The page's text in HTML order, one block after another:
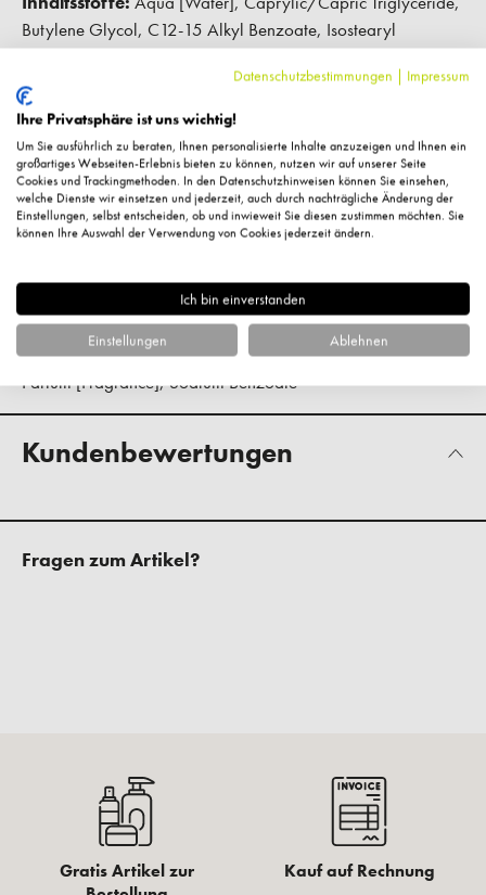
Butylene Glycol, C12-15 Alkyl Benzoate, Isostearyl
Hydrogenated Coco-Glycerides, Glyceryl Stearate Citrate,
Panthenol, Glyceryl Behenate, 1,2-Hexanediol, Lithops
Pseudotruncatella Callus Lysate, Xanthan Gum,
Hydrogenated Phosphatidylcholine, Pentylene Glycol,
Butyrospermum Parkii (Shea) Butter, Sodium Hyaluronate,
Allantoin, Hydrolyzed Lupine Protein, Bisabolol, Lecithin,
Hydrolyzed Linseed Extract, Ectoin, Saccharide Isomerate,
Galactoarabinan, Sodium Hydroxide, Sodium Citrate, Citric
Acid, Hydroxyacetophenone, Ascorbyl Palmitate,
Tocopherol, Tetrasodium Glutamate Diacetate, Phytic Acid,
Parfum [Fragrance], Sodium Benzoate
Kundenbewertungen
Fragen zum Artikel?
Gratis Artikel zur
Kauf auf Rechnung
Datenschutzbestimmungen | Impressum
Ihre Privatsphäre ist uns wichtig!
Um Sie ausführlich zu beraten, Ihnen personalisierte Inhalte anzuzeigen und Ihnen ein
großartiges Webseiten-Erlebnis bieten zu können, nutzen wir auf unserer Seite
Cookies und Trackingmethoden. In den Datenschutzhinweisen können Sie einsehen,
welche Dienste wir einsetzen und jederzeit, auch durch nachträgliche Änderung der
Einstellungen, selbst entscheiden, ob und inwieweit Sie diesen zustimmen möchten. Sie
können Ihre Auswahl der Verwendung von Cookies jederzeit ändern.
Ich bin einverstanden
Einstellungen Ablehnen